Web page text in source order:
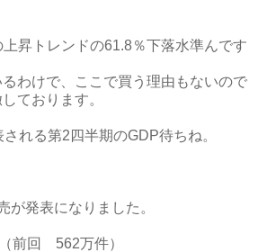
昇トレンドの61.8％下落水準んです
わけで、ここで買う理由もないので
ております。
れる第2四半期のGDP待ちね。
が発表になりました。
前回 562万件）